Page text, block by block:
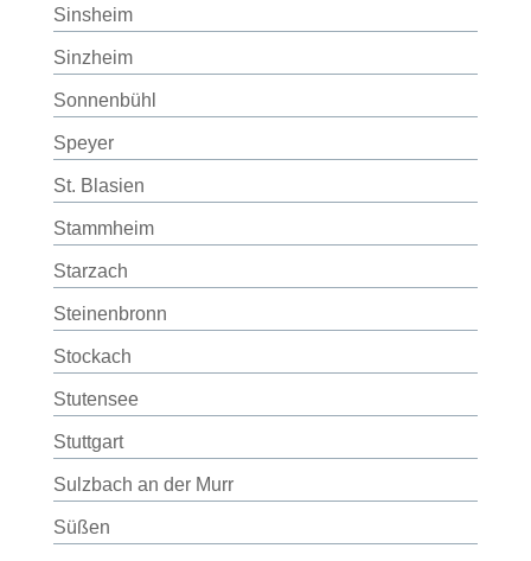
Sinsheim
Sinzheim
Sonnenbühl
Speyer
St. Blasien
Stammheim
Starzach
Steinenbronn
Stockach
Stutensee
Stuttgart
Sulzbach an der Murr
Süßen